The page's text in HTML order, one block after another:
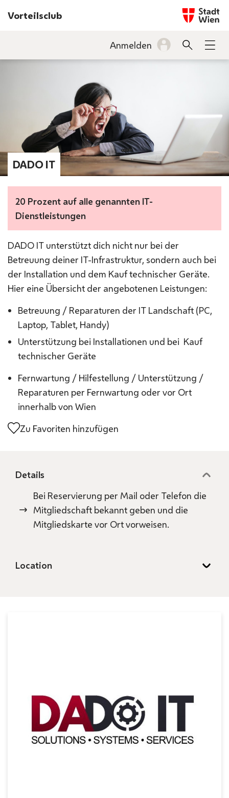
Vorteilsclub Startseite
Anmelden
Suche
DADO IT
20 Prozent auf alle genannten IT-
Dienstleistungen
DADO IT unterstützt dich nicht nur bei der
Betreuung deiner IT-Infrastruktur, sondern auch bei
der Installation und dem Kauf technischer Geräte.
Hier eine Übersicht der angebotenen Leistungen:
Betreuung / Reparaturen der IT Landschaft (PC,
Laptop, Tablet, Handy)
Unterstützung bei Installationen und bei Kauf
technischer Geräte
Fernwartung / Hilfestellung / Unterstützung /
Reparaturen per Fernwartung oder vor Ort
innerhalb von Wien
Zu Favoriten hinzufügen
Details
Bei Reservierung per Mail oder Telefon die
Mitgliedschaft bekannt geben und die
Mitgliedskarte vor Ort vorweisen.
Location